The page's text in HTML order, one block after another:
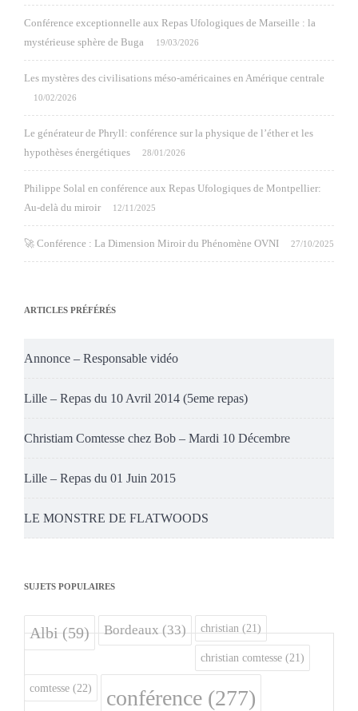
Conférence exceptionnelle aux Repas Ufologiques de Marseille : la
mystérieuse sphère de Buga
19/03/2026
Les mystères des civilisations méso-américaines en Amérique centrale
10/02/2026
Le générateur de Phryll: conférence sur la physique de l’éther et les
hypothèses énergétiques
28/01/2026
Philippe Solal en conférence aux Repas Ufologiques de Montpellier:
Au-delà du miroir
12/11/2025
🚀 Conférence : La Dimension Miroir du Phénomène OVNI 27/10/2025
ARTICLES PRÉFÉRÉS
Annonce – Responsable vidéo
Lille – Repas du 10 Avril 2014 (5eme repas)
Christiam Comtesse chez Bob – Mardi 10 Décembre
Lille – Repas du 01 Juin 2015
LE MONSTRE DE FLATWOODS
SUJETS POPULAIRES
Albi(59) Bordeaux(33) christian (21)
christian comtesse (21)
comtesse (22) conférence (277)